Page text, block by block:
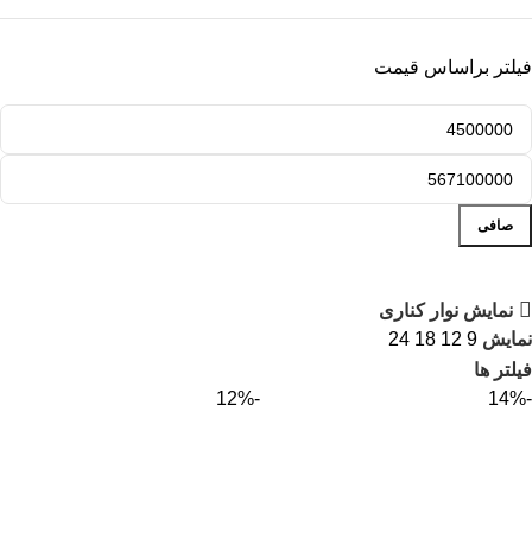
فیلتر براساس قیمت
صافی
نمایش نوار کناری
نمایش 9
12
18
24
فیلتر ها
-14%
-12%